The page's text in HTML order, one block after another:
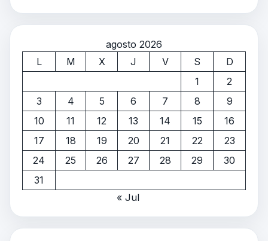
agosto 2026
L
M X J V S
D
1
2
3
4 5 6 7 8
9
10
11 12 13 14 15
16
17
18 19 20 21 22
23
24
25 26 27 28 29
30
31
« Jul